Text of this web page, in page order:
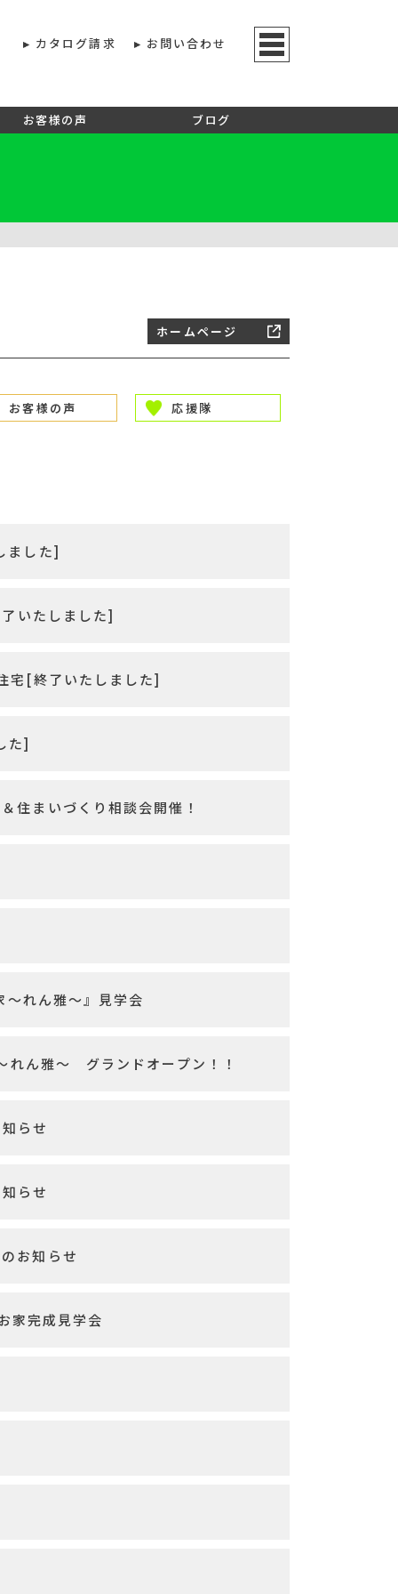
カタログ請求 お問い合わせ
お客様の声 ブログ
ホームページ
お客様の声 応援隊
ました]
いたしました]
宅[終了いたしました]
た]
住まいづくり相談会開催！
れん雅～』見学会
ん雅～ グランドオープン！！
らせ
らせ
お知らせ
家完成見学会